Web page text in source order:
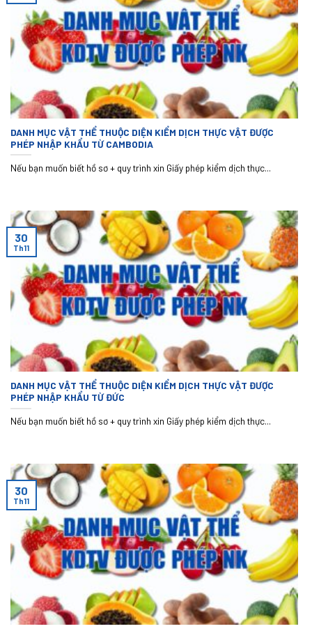
DANH MỤC VẬT THỂ THUỘC DIỆN KIỂM DỊCH THỰC VẬT ĐƯỢC
PHÉP NHẬP KHẨU TỪ CAMBODIA
Nếu bạn muốn biết hồ sơ + quy trình xin Giấy phép kiểm dịch thực...
DANH MỤC VẬT THỂ THUỘC DIỆN KIỂM DỊCH THỰC VẬT ĐƯỢC
PHÉP NHẬP KHẨU TỪ ĐỨC
Nếu bạn muốn biết hồ sơ + quy trình xin Giấy phép kiểm dịch thực...
30
Th11
30
Th11